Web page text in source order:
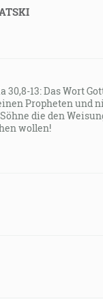
30,8-13: Das Wort
Propheten und
die den
wollen!